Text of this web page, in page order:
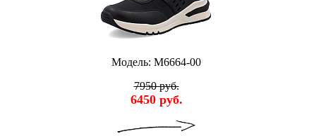
Модель: M6664-00
7950 руб.
6450 руб.